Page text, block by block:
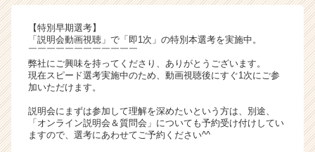
カ
ト
が
届
く
活
サ
イ
【特別早期選考】
「説明会動画視聴」で「即1次」の特別本選考を実施中。
￣￣￣￣￣￣￣￣￣￣￣￣
弊社にご興味を持ってくださり、ありがとうございます。
現在スピード選考実施中のため、動画視聴後にすぐ1次にご参
加いただけます。
説明会にまずは参加して理解を深めたいという方は、別途、
「オンライン説明会＆質問会」についても予約受け付けしてい
ますので、選考にあわせてご予約ください^^